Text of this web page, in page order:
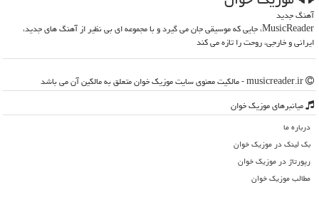
آهنگ جدید
MusicReader، جایی که موسیقی جان می گیرد و با مجموعه ای بی نظیر از آهنگ های جدید،
ایرانی و خارجی، روحت را تازه می کند
میانبرهای موزیك خوان
درباره ما
بک لینک در موزیك خوان
رپورتاژ در موزیك خوان
مطالب موزیك خوان